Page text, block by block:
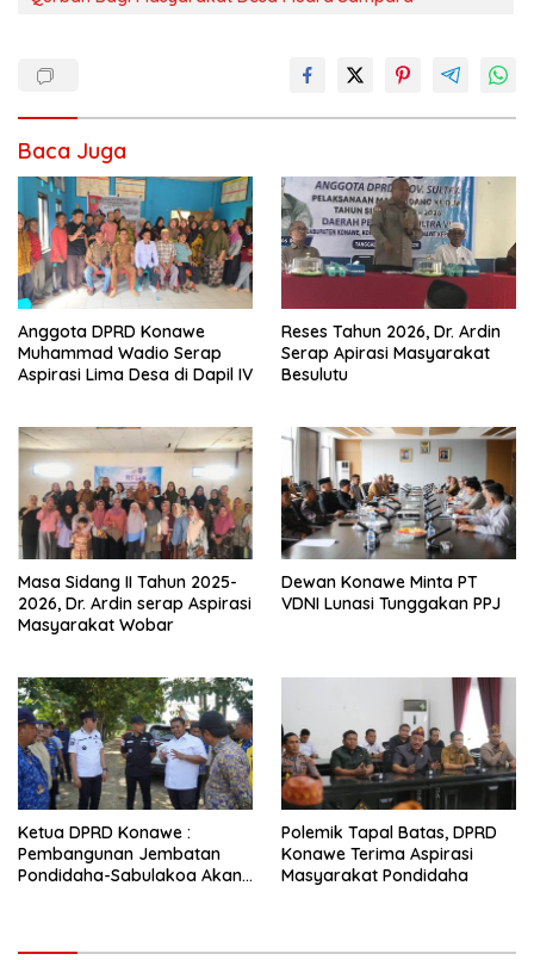
Baca Juga
Anggota DPRD Konawe
Muhammad Wadio Serap
Aspirasi Lima Desa di Dapil IV
Reses Tahun 2026, Dr. Ardin
Serap Apirasi Masyarakat
Besulutu
Masa Sidang II Tahun 2025-
2026, Dr. Ardin serap Aspirasi
Masyarakat Wobar
Dewan Konawe Minta PT
VDNI Lunasi Tunggakan PPJ
Ketua DPRD Konawe :
Pembangunan Jembatan
Pondidaha-Sabulakoa Akan
Polemik Tapal Batas, DPRD
Konawe Terima Aspirasi
Masyarakat Pondidaha